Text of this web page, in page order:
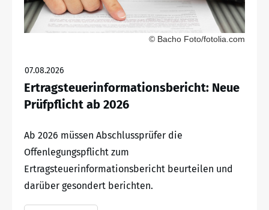
© Bacho Foto/fotolia.com
07.08.2026
Ertragsteuerinformationsbericht: Neue
Prüfpflicht ab 2026
Ab 2026 müssen Abschlussprüfer die
Offenlegungspflicht zum
Ertragsteuerinformationsbericht beurteilen und
darüber gesondert berichten.